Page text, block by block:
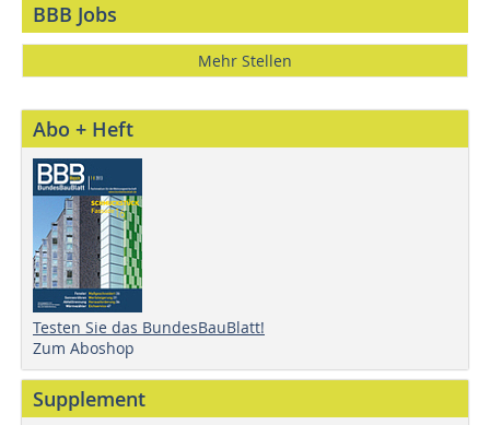
BBB Jobs
Mehr Stellen
Abo + Heft
Testen Sie das BundesBauBlatt!
Zum Aboshop
Supplement